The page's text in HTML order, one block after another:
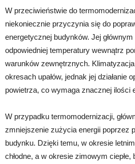
W przeciwieństwie do
niekoniecznie przyczynia się do
energetycznej budynków. Jej
odpowiedniej temperatury wewnątrz
warunków zewnętrznych.
okresach upałów, jednak jej działanie
powietrza, co wymaga znacznej ilości
W przypadku termomodernizacji,
zmniejszenie zużycia energii poprzez
budynku. Dzięki temu, w okresie
chłodne, a w okresie zimowym